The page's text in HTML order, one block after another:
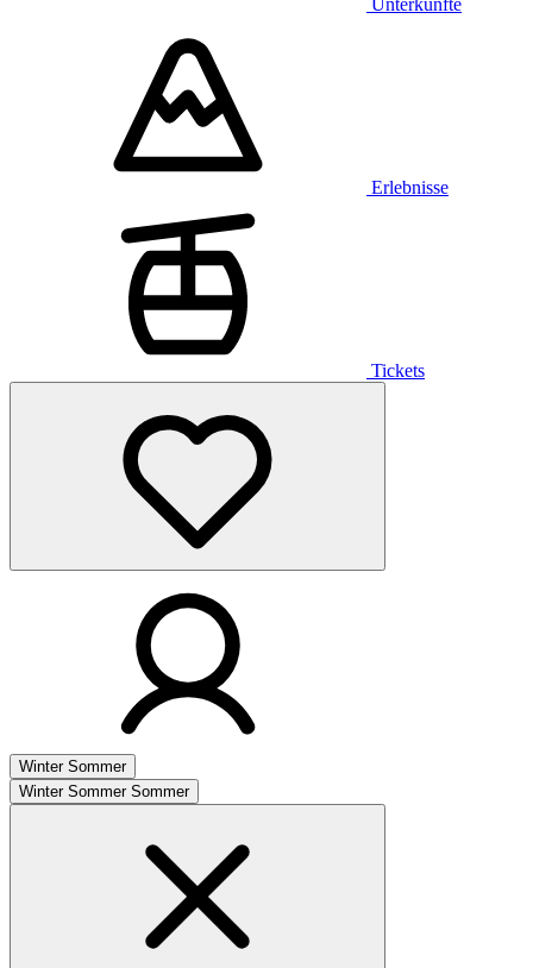
Unterkünfte
Erlebnisse
Tickets
Winter Sommer
Winter Sommer Sommer